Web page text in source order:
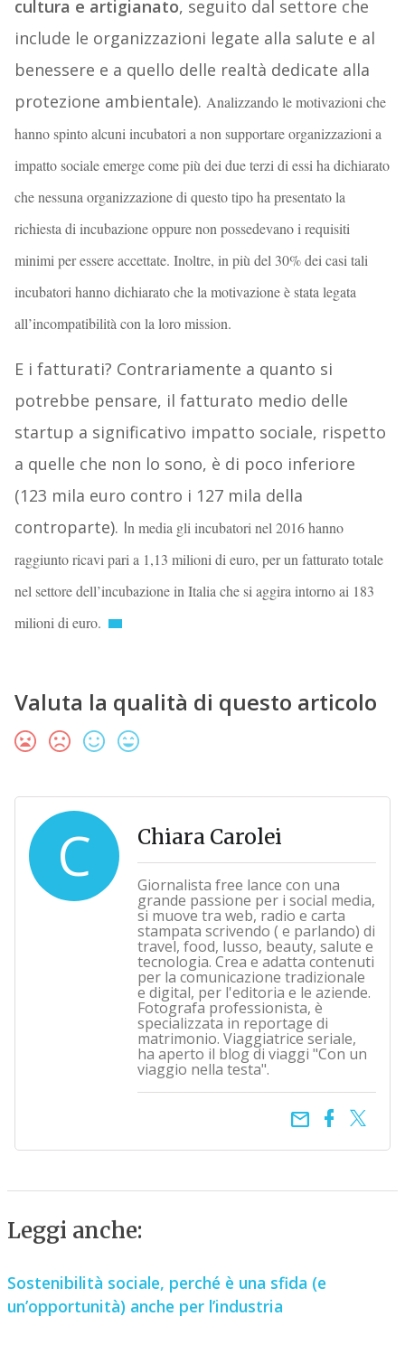
cultura e artigianato, seguito dal settore che
include le organizzazioni legate alla salute e al
benessere e a quello delle realtà dedicate alla
protezione ambientale). Analizzando le motivazioni che
hanno spinto alcuni incubatori a non supportare organizzazioni a
impatto sociale emerge come più dei due terzi di essi ha dichiarato
che nessuna organizzazione di questo tipo ha presentato la
richiesta di incubazione oppure non possedevano i requisiti
minimi per essere accettate. Inoltre, in più del 30% dei casi tali
incubatori hanno dichiarato che la motivazione è stata legata
all’incompatibilità con la loro mission.
E i fatturati? Contrariamente a quanto si
potrebbe pensare, il fatturato medio delle
startup a significativo impatto sociale, rispetto
a quelle che non lo sono, è di poco inferiore
(123 mila euro contro i 127 mila della
controparte). In media gli incubatori nel 2016 hanno
raggiunto ricavi pari a 1,13 milioni di euro, per un fatturato totale
nel settore dell’incubazione in Italia che si aggira intorno ai 183
milioni di euro.
Valuta la qualità di questo articolo
C Chiara Carolei
Giornalista free lance con una
grande passione per i social media,
si muove tra web, radio e carta
stampata scrivendo ( e parlando) di
travel, food, lusso, beauty, salute e
tecnologia. Crea e adatta contenuti
per la comunicazione tradizionale
e digital, per l'editoria e le aziende.
Fotografa professionista, è
specializzata in reportage di
matrimonio. Viaggiatrice seriale,
ha aperto il blog di viaggi "Con un
viaggio nella testa".
email
Leggi anche:
Sostenibilità sociale, perché è una sfida (e
un’opportunità) anche per l’industria